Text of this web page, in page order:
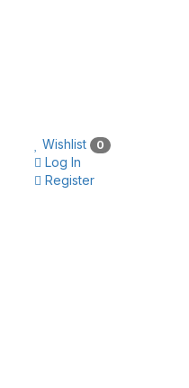
Wishlist 0
Log In
Register